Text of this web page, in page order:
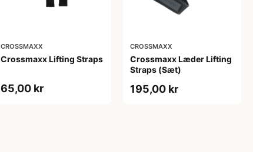
CROSSMAXX
Crossmaxx Lifting Straps
65,00 kr
CROSSMAXX
Crossmaxx Læder Lifting
Straps (Sæt)
195,00 kr